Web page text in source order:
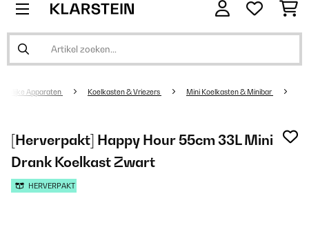
Apparaten Koelkasten & Vriezers Mini Koelkasten & Minibar
[Herverpakt] Happy Hour 55cm 33L Mini
Drank Koelkast Zwart
HERVERPAKT